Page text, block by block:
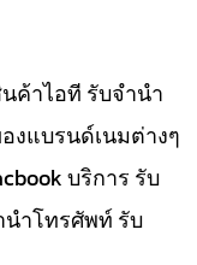
ค้าไอที รับจำนำ
งแบรนด์เนมต่างๆ
บริการ รับ
ำโทรศัพท์ รับ